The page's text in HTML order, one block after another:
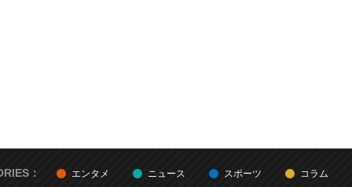
： エンタメ ニュース スポーツ コラム